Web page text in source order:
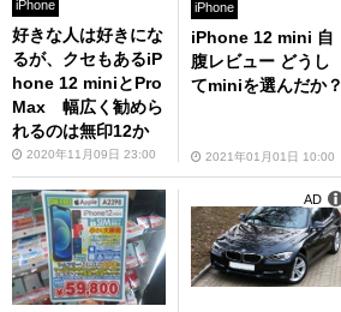
iPhone
好きな人は好きにな
るが、クセもあるiP
hone 12 miniとPro
Max 幅広く勧めら
れるのは無印12か
2020年11月09日 23:00
iPhone
iPhone 12 mini 自
腹レビュー どうし
てminiを選んだか？
2021年01月01日 10:00
AD